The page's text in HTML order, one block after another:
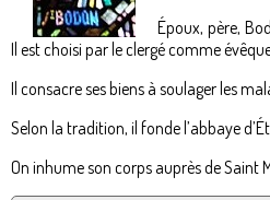
Époux, père,
Il est choisi par le clergé comme
Il consacre ses biens à soulager les
Selon la tradition, il fonde l’abbaye
On inhume son corps auprès de Saint